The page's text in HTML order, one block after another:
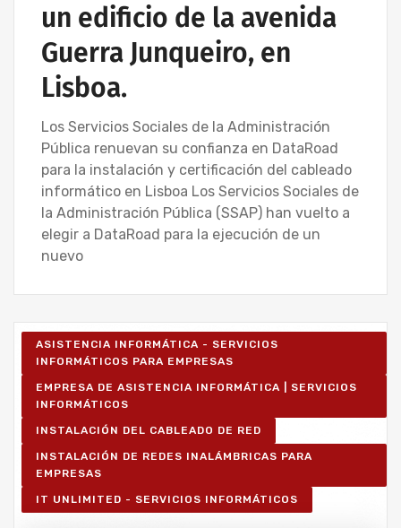
un edificio de la avenida
Guerra Junqueiro, en
Lisboa.
Los Servicios Sociales de la Administración
Pública renuevan su confianza en DataRoad
para la instalación y certificación del cableado
informático en Lisboa Los Servicios Sociales de
la Administración Pública (SSAP) han vuelto a
elegir a DataRoad para la ejecución de un
nuevo
ASISTENCIA INFORMÁTICA - SERVICIOS
INFORMÁTICOS PARA EMPRESAS
EMPRESA DE ASISTENCIA INFORMÁTICA | SERVICIOS
INFORMÁTICOS
INSTALACIÓN DEL CABLEADO DE RED
INSTALACIÓN DE REDES INALÁMBRICAS PARA
EMPRESAS
IT UNLIMITED - SERVICIOS INFORMÁTICOS